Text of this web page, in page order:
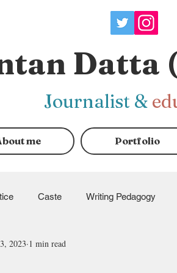
Caste Writing Pedagogy
2023 1 min read
Datta
Journalist &
me Portfolio